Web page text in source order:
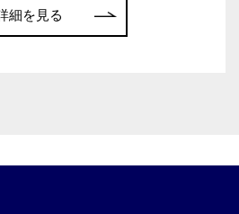
細を見る